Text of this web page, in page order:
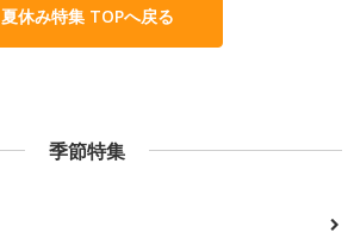
夏休み特集 TOPへ戻る
季節特集